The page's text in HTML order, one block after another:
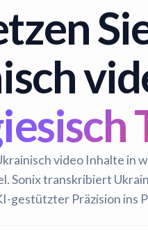
video Inhalte in
Sonix transkribiert
gestützter Präzision ins